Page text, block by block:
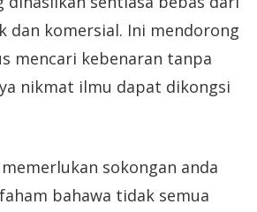
dan komersial. Ini mendorong
mencari kebenaran tanpa
nikmat ilmu dapat dikongsi
sokongan anda
bahawa tidak semua